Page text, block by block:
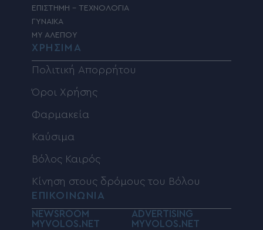
ΕΠΙΣΤΗΜΗ – ΤΕΧΝΟΛΟΓΙΑ
ΓΥΝΑΙΚΑ
MY ΑΛΕΠΟΥ
ΧΡΗΣΙΜΑ
Πολιτική Απορρήτου
Όροι Χρήσης
Φαρμακεία
Καύσιμα
Βόλος Καιρός
Κίνηση στους δρόμους του Βόλου
ΕΠΙΚΟΙΝΩΝΙΑ
NEWSROOM
MYVOLOS.NET
ADVERTISING
MYVOLOS.NET